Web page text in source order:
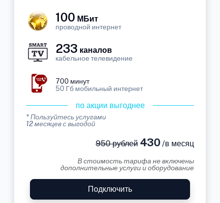
100 МБит
проводной интернет
233 каналов
кабельное телевидение
700 минут
50 Гб мобильный интернет
по акции выгоднее
* Пользуйтесь услугами
12 месяцев с выгодой
950 рублей430 /в месяц
В стоимость тарифа не включены
дополнительные услуги и оборудование
Подключить